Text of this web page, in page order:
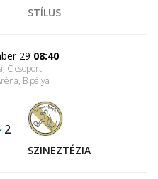
STÍLUS
29 08:40
C csoport
, B pálya
2
SZINEZTÉZIA